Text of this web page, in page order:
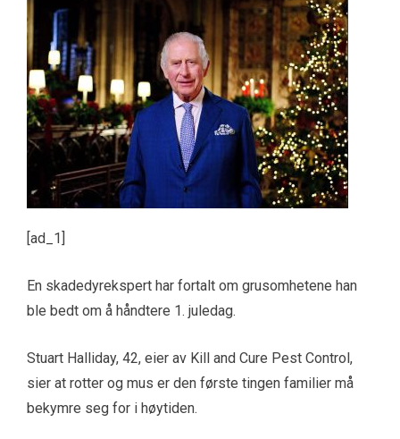
[ad_1]
En skadedyrekspert har fortalt om grusomhetene han
ble bedt om å håndtere 1. juledag.
Stuart Halliday, 42, eier av Kill and Cure Pest Control,
sier at rotter og mus er den første tingen familier må
bekymre seg for i høytiden.